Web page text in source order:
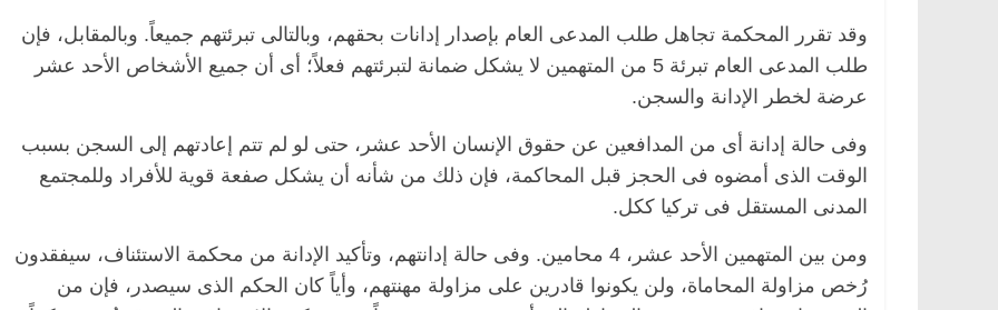
وقد تقرر المحكمة تجاهل طلب المدعى العام بإصدار إدانات بحقهم، وبالتالى تبرئتهم جميعاً. وبالمقابل، فإن
طلب المدعى العام تبرئة 5 من المتهمين لا يشكل ضمانة لتبرئتهم فعلاً؛ أى أن جميع الأشخاص الأحد عشر
عرضة لخطر الإدانة والسجن.
وفى حالة إدانة أى من المدافعين عن حقوق الإنسان الأحد عشر، حتى لو لم تتم إعادتهم إلى السجن بسبب
الوقت الذى أمضوه فى الحجز قبل المحاكمة، فإن ذلك من شأنه أن يشكل صفعة قوية للأفراد وللمجتمع
المدنى المستقل فى تركيا ككل.
ومن بين المتهمين الأحد عشر، 4 محامين. وفى حالة إدانتهم، وتأكيد الإدانة من محكمة الاستئناف، سيفقدون
رُخص مزاولة المحاماة، ولن يكونوا قادرين على مزاولة مهنتهم، وأياً كان الحكم الذى سيصدر، فإن من